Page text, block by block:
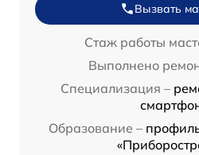
Вызвать
Стаж работы
Выполнено
Специализация –
Образование –